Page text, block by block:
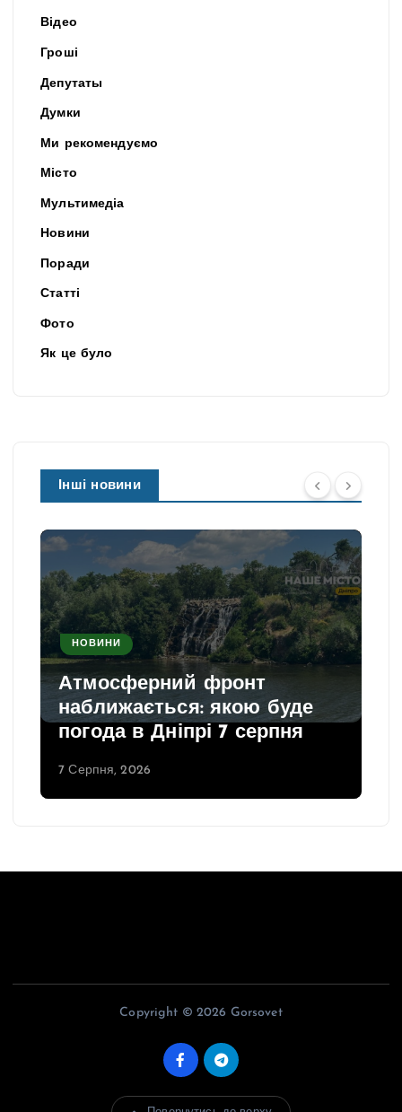
Відео
Гроші
Депутаты
Думки
Ми рекомендуємо
Місто
Мультимедіа
Новини
Поради
Статті
Фото
Як це було
Інші новини
НОВИНИ
Атмосферний фронт
наближається: якою буде
погода в Дніпрі 7 серпня
7 Серпня, 2026
Copyright © 2026 Gorsovet